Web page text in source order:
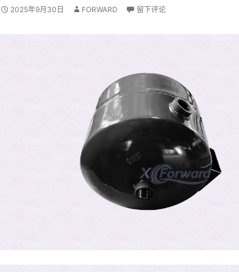
2025年9月30日 FORWARD 留下评论